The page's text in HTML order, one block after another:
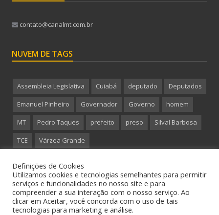
contato@canalmt.com.br
NUVEM DE TAGS
Assembleia Legislativa Cuiabá deputado Deputados
Emanuel Pinheiro Governador Governo homem
MT Pedro Taques prefeito preso Silval Barbosa
TCE Várzea Grande
Copyright 2015 CanalMT - Todos os direitos reservados.
Definições de Cookies
Utilizamos cookies e tecnologias semelhantes para permitir
serviços e funcionalidades no nosso site e para
compreender a sua interação com o nosso serviço. Ao
clicar em Aceitar, você concorda com o uso de tais
tecnologias para marketing e análise.